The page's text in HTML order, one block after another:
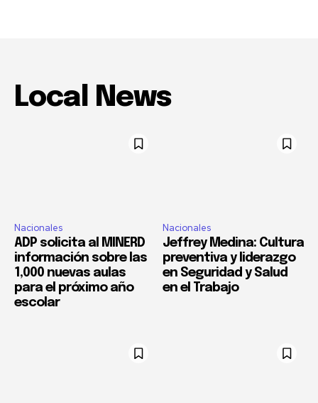
Local News
Nacionales
ADP solicita al MINERD
información sobre las
1,000 nuevas aulas
para el próximo año
escolar
Nacionales
Jeffrey Medina: Cultura
preventiva y liderazgo
en Seguridad y Salud
en el Trabajo